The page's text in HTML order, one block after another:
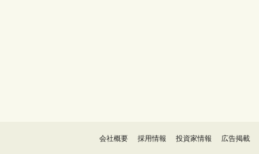
会社概要 採用情報 投資家情報 広告掲載